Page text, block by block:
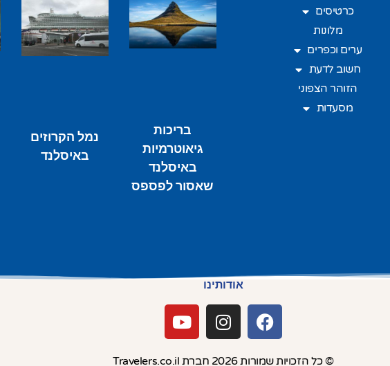
כרטיסים
מלונות
ערים וכפרים
חשוב לדעת
הזוהר הצפוני
מסעדות
בריכות
גיאוטרמיות
באיסלנד
שאסור לפספס
נמל הקרוזים
באיסלנד
אודותינו
© כל הזכויות שמורות 2026 חברת Travelers.co.il